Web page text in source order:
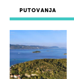
PUTOVANJA